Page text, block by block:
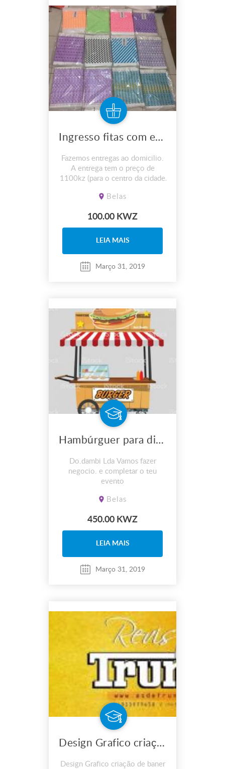
Ingresso fitas com esculturas
Fazemos entregas ao domicilio.
A entrega tem o preço de
1100kz (para o centro da cidade
Belas
100.00 KWZ
LEIA MAIS
Março 31, 2019
Hambúrguer para diversos eventos
Do.dambi Lda Vamos fazer
negocio. e completar o teu
evento
Belas
450.00 KWZ
LEIA MAIS
Março 31, 2019
Design Grafico criação de baner ou imagem de capa das redes social
Design Grafico criação de baner